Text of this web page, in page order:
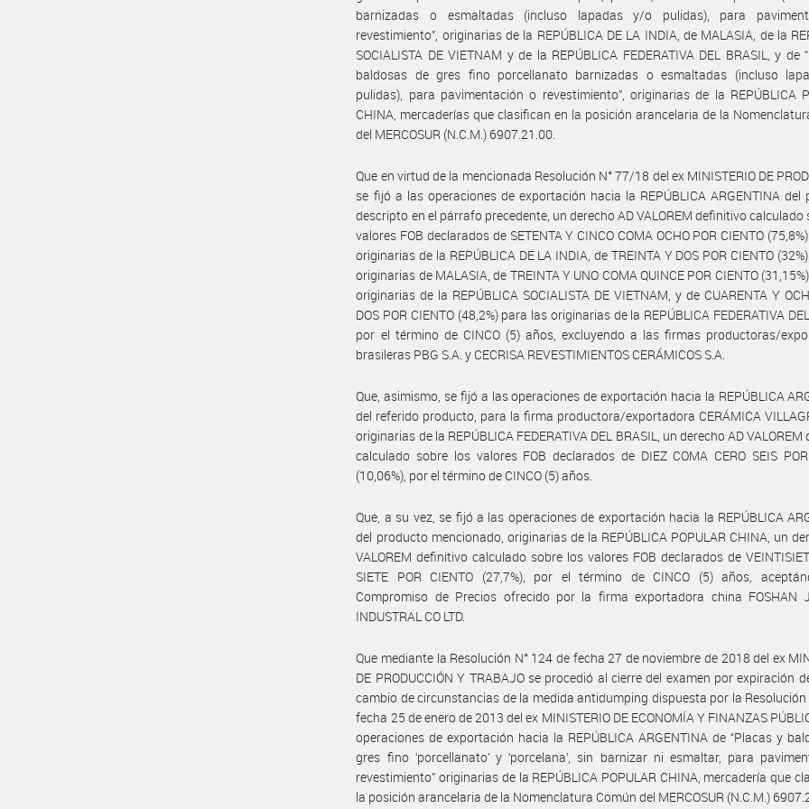
barnizadas o esmaltadas (incluso lapadas y/o pulidas), para
revestimiento”, originarias de la REPÚBLICA DE LA INDIA, de MALASIA, de la
SOCIALISTA DE VIETNAM y de la REPÚBLICA FEDERATIVA DEL BRASIL, y de
baldosas de gres fino porcellanato barnizadas o esmaltadas (incluso
pulidas), para pavimentación o revestimiento”, originarias de la REPÚBLICA
CHINA, mercaderías que clasifican en la posición arancelaria de la
del MERCOSUR (N.C.M.) 6907.21.00.
Que en virtud de la mencionada Resolución N° 77/18 del ex MINISTERIO DE
se fijó a las operaciones de exportación hacia la REPÚBLICA ARGENTINA del
descripto en el párrafo precedente, un derecho AD VALOREM definitivo calculado
valores FOB declarados de SETENTA Y CINCO COMA OCHO POR CIENTO
originarias de la REPÚBLICA DE LA INDIA, de TREINTA Y DOS POR CIENTO
originarias de MALASIA, de TREINTA Y UNO COMA QUINCE POR CIENTO
originarias de la REPÚBLICA SOCIALISTA DE VIETNAM, y de CUARENTA Y
DOS POR CIENTO (48,2%) para las originarias de la REPÚBLICA FEDERATIVA
por el término de CINCO (5) años, excluyendo a las firmas productoras/
brasileras PBG S.A. y CECRISA REVESTIMIENTOS CERÁMICOS S.A.
Que, asimismo, se fijó a las operaciones de exportación hacia la REPÚBLICA
del referido producto, para la firma productora/exportadora CERÁMICA
originarias de la REPÚBLICA FEDERATIVA DEL BRASIL, un derecho AD
calculado sobre los valores FOB declarados de DIEZ COMA CERO SEIS
(10,06%), por el término de CINCO (5) años.
Que, a su vez, se fijó a las operaciones de exportación hacia la REPÚBLICA
del producto mencionado, originarias de la REPÚBLICA POPULAR CHINA, un
VALOREM definitivo calculado sobre los valores FOB declarados de
SIETE POR CIENTO (27,7%), por el término de CINCO (5) años,
Compromiso de Precios ofrecido por la firma exportadora china FOSHAN
INDUSTRAL CO LTD.
Que mediante la Resolución N° 124 de fecha 27 de noviembre de 2018 del ex
DE PRODUCCIÓN Y TRABAJO se procedió al cierre del examen por expiración
cambio de circunstancias de la medida antidumping dispuesta por la Resolución
fecha 25 de enero de 2013 del ex MINISTERIO DE ECONOMÍA Y FINANZAS
operaciones de exportación hacia la REPÚBLICA ARGENTINA de “Placas y
gres fino ‘porcellanato’ y ‘porcelana’, sin barnizar ni esmaltar, para
revestimiento” originarias de la REPÚBLICA POPULAR CHINA, mercadería que
la posición arancelaria de la Nomenclatura Común del MERCOSUR (N.C.M.)